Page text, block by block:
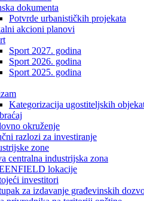
dokumenta
Potvrde urbanističkih projekata
akcioni planovi
Sport 2027. godina
Sport 2026. godina
Sport 2025. godina
Kategorizacija ugostiteljskih
okruženje
razlozi za investiranje
zone
centralna industrijska zona
lokacije
investitori
za izdavanje građevinskih